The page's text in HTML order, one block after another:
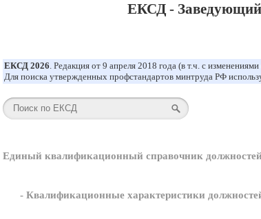
ЕКСД - Заведующий
ЕКСД 2026. Редакция от 9 апреля 2018 года (в т.ч. с
Для поиска утвержденных профстандартов минтруда РФ
Единый квалификационный справочник
- Квалификационные характеристики